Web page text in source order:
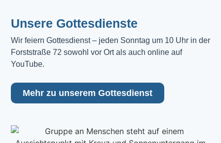
Unsere Gottesdienste
Wir feiern Gottesdienst – jeden Sonntag um 10 Uhr in der
Forststraße 72 sowohl vor Ort als auch online auf
YouTube.
Mehr zu unserem Gottesdienst